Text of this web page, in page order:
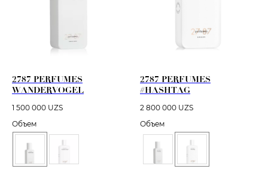
2787 PERFUMES
WANDERVOGEL
1 500 000 UZS
Объем
2787 PERFUMES
#HASHTAG
2 800 000 UZS
Объем